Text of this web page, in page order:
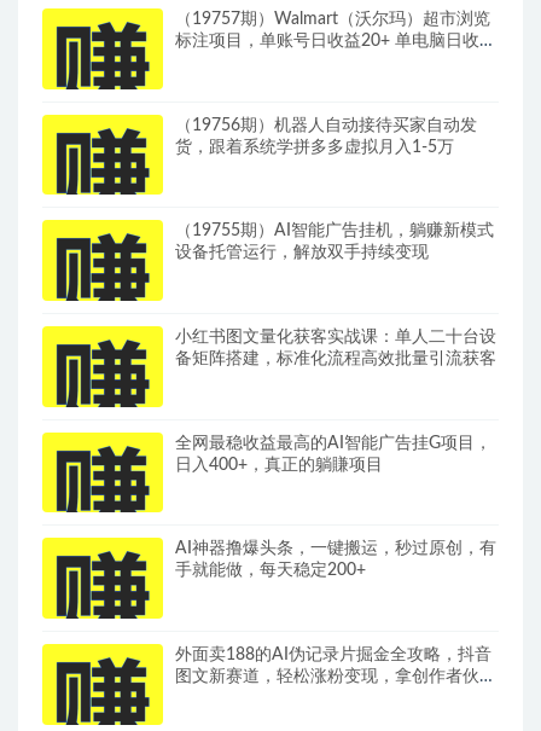
（19757期）Walmart（沃尔玛）超市浏览
标注项目，单账号日收益20+ 单电脑日收益
（19756期）机器人自动接待买家自动发
货，跟着系统学拼多多虚拟月入1-5万
（19755期）AI智能广告挂机，躺赚新模式
设备托管运行，解放双手持续变现
小红书图文量化获客实战课：单人二十台设
备矩阵搭建，标准化流程高效批量引流获客
全网最稳收益最高的AI智能广告挂G项目，
日入400+，真正的躺賺项目
AI神器撸爆头条，一键搬运，秒过原创，有
手就能做，每天稳定200+
外面卖188的AI伪记录片掘金全攻略，抖音
图文新赛道，轻松涨粉变现，拿创作者伙伴